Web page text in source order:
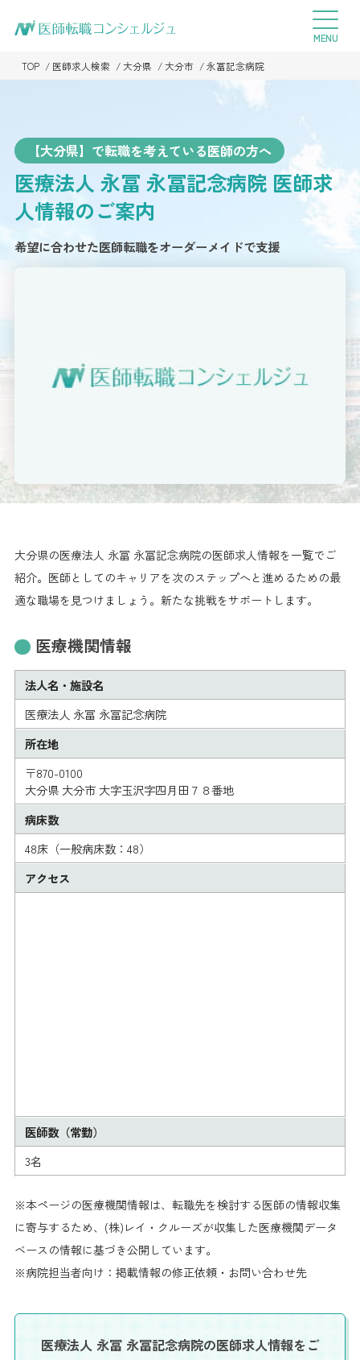
TOP 医師求人検索 大分県 大分市 永冨記念病院
【大分県】で転職を考えている医師の方へ
医療法人 永冨 永冨記念病院 医師求
人情報のご案内
希望に合わせた医師転職をオーダーメイドで支援
大分県の医療法人 永冨 永冨記念病院の医師求人情報を一覧でご
紹介。医師としてのキャリアを次のステップへと進めるための最
適な職場を見つけましょう。新たな挑戦をサポートします。
医療機関情報
法人名・施設名
医療法人 永冨 永冨記念病院
所在地
〒870-0100
大分県 大分市 大字玉沢字四月田７８番地
病床数
48床（一般病床数：48）
アクセス
医師数（常勤）
3名
※本ページの医療機関情報は、転職先を検討する医師の情報収集
に寄与するため、(株)レイ・クルーズが収集した医療機関データ
ベースの情報に基づき公開しています。
※病院担当者向け：掲載情報の修正依頼・お問い合わせ先
医療法人 永冨 永冨記念病院の医師求人情報をご